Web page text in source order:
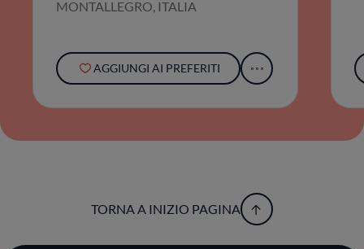
MONTALLEGRO, ITALIA
AGGIUNGI AI PREFERITI
TORNA A INIZIO PAGINA